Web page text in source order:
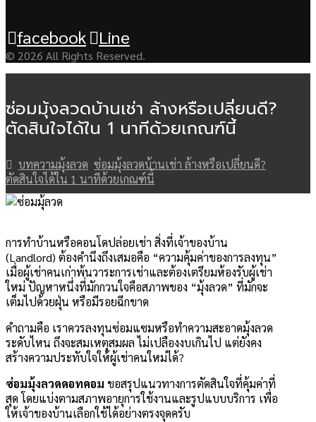
facebook Line
© 2026 All Rights Reserved.
ซ่อมมุ้งลวดบ้านเช่า ล้างหรือเปลี่ยนดี?
ตัดสินใจได้ใน 1 นาทีด้วยเกณฑ์นี้
บทความมุ้งลวด ซ่อมมุ้งลวดบ้านเช่า ล้างหรือเปลี่ยนดี?
ตัดสินใจได้ใน 1 นาทีด้วยเกณฑ์นี้
การทำบ้านหรือคอนโดปล่อยเช่า สิ่งที่เจ้าของบ้าน
(Landlord) ต้องคำนึงถึงเสมอคือ “ความคุ้มค่าของการลงทุน”
เมื่อผู้เช่าคนเก่าพ้นวาระการเช่าและต้องเตรียมห้องรับผู้เช่า
ใหม่ ปัญหาหนึ่งที่มักกวนใจคือสภาพของ “มุ้งลวด” ที่มักจะ
เต็มไปด้วยฝุ่น หรือมีรอยฉีกขาด
คำถามคือ เราควรลงทุนซ่อมแซมหรือทำความสะอาดมุ้งลวด
ระดับไหน ถึงจะสมเหตุสมผล ไม่เปลืองงบเกินไป แต่ยังคง
สร้างความประทับใจให้ผู้เช่าคนใหม่ได้?
ซ่อมมุ้งลวดดอทคอม ขอสรุปแนวทางการตัดสินใจที่คุ้มค่าที่
สุด โดยแบ่งตามสภาพอายุการใช้งานและรูปแบบบริการ เพื่อ
ให้เจ้าของบ้านเลือกใช้ได้อย่างตรงจุดครับ